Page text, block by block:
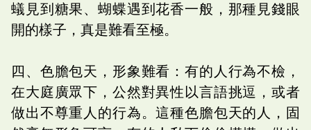
蟻見到糖果、蝴蝶遇到花香一般，那種見錢眼
開的樣子，真是難看至極。
四、色膽包天，形象難看：有的人行為不檢，
在大庭廣眾下，公然對異性以言語挑逗，或者
做出不尊重人的行為。這種色膽包天的人，固